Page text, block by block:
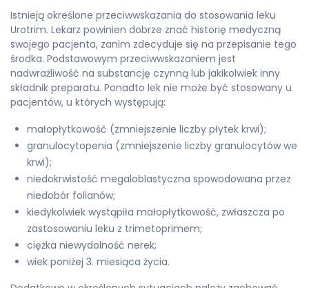
Istnieją określone przeciwwskazania do stosowania leku
Urotrim. Lekarz powinien dobrze znać historię medyczną
swojego pacjenta, zanim zdecyduje się na przepisanie tego
środka. Podstawowym przeciwwskazaniem jest
nadwrażliwość na substancję czynną lub jakikolwiek inny
składnik preparatu. Ponadto lek nie może być stosowany u
pacjentów, u których występują:
małopłytkowość (zmniejszenie liczby płytek krwi);
granulocytopenia (zmniejszenie liczby granulocytów we
krwi);
niedokrwistość megaloblastyczna spowodowana przez
niedobór folianów;
kiedykolwiek wystąpiła małopłytkowość, zwłaszcza po
zastosowaniu leku z trimetoprimem;
ciężka niewydolność nerek;
wiek poniżej 3. miesiąca życia.